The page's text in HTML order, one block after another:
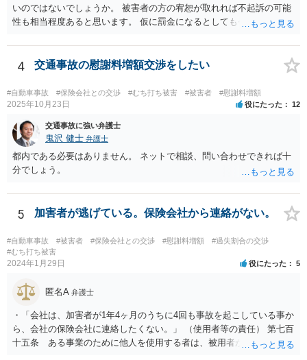
いのではないでしょうか。 被害者の方の宥恕が取れれば不起訴の可能
性も相当程度あると思います。 仮に罰金になるとしても今回は略式の
ょう。 参考になれば幸いです。
4 交通事故の慰謝料増額交渉をしたい
#自動車事故 #保険会社との交渉 #むち打ち被害 #被害者 #慰謝料増額
2025年10月23日 役にたった 12
交通事故に強い弁護士
鬼沢 健士 弁護士
都内である必要はありません。 ネットで相談、問い合わせできれば十
分でしょう。
5 加害者が逃げている。保険会社から連絡がない。
#自動車事故 #被害者 #保険会社との交渉 #慰謝料増額
#過失割合の交渉
#むち打ち被害
2024年1月29日 役にたった 5
匿名A 弁護士
・「会社は、加害者が1年4ヶ月のうちに4回も事故を起こしている事か
ら、会社の保険会社に連絡したくない。」 （使用者等の責任） 第七百
十五条 ある事業のために他人を使用する者は、被用者がその事業の